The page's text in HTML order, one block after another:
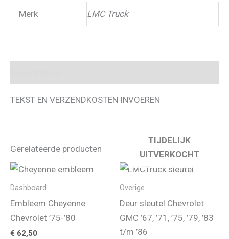
Merk LMC Truck
TEKST EN VERZENDKOSTEN INVOEREN
Gerelateerde producten
Dashboard
Embleem Cheyenne
Chevrolet ’75-’80
€ 62,50
TIJDELIJK
UITVERKOCHT
Overige
Deur sleutel Chevrolet
GMC ’67, ’71, ’75, ’79, ’83
t/m ’86